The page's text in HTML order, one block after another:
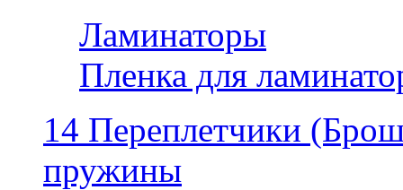
Ламинаторы
Пленка для
14 Переплетчики
пружины